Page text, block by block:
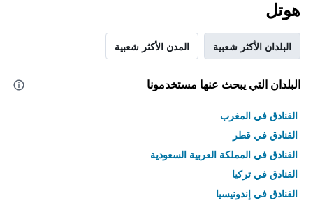
هوتل
البلدان الأكثر شعبية المدن الأكثر شعبية
البلدان التي يبحث عنها مستخدمونا
الفنادق في المغرب
الفنادق في قطر
الفنادق في المملكة العربية السعودية
الفنادق في تركيا
الفنادق في إندونيسيا